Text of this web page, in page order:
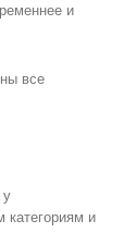
и
все
у
категориям и